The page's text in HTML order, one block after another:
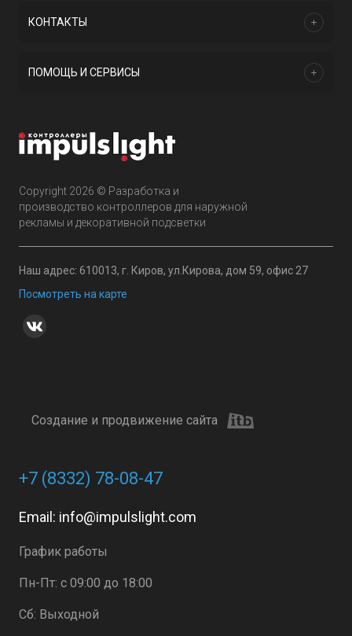
Copyright 2026 © Разработка и
производство контроллеров для наружной
рекламы и декоративной подсветки
Наш адрес: 610013, г. Киров, ул.Кирова, дом 59, офис 27
Посмотреть на карте
Создание и продвижение сайта
КОНТАКТЫ
ПОМОЩЬ И СЕРВИСЫ
+7 (8332) 78-08-47
Email: info@impulslight.com
График работы
Пн-Пт: с 09:00 до 18:00
Сб: Выходной